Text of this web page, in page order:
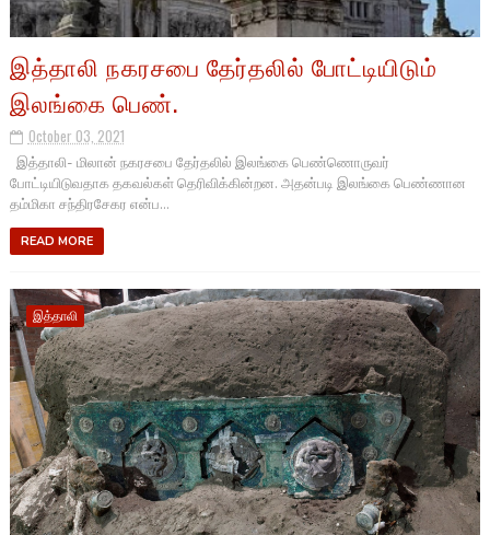
இத்தாலி நகரசபை தேர்தலில் போட்டியிடும்
இலங்கை பெண்.
October 03, 2021
இத்தாலி- மிலான் நகரசபை தேர்தலில் இலங்கை பெண்ணொருவர்
போட்டியிடுவதாக தகவல்கள் தெரிவிக்கின்றன. அதன்படி இலங்கை பெண்ணான
தம்மிகா சந்திரசேகர என்ப...
READ MORE
இத்தாலி